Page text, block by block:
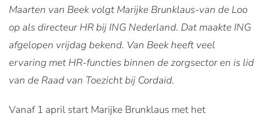
Maarten van Beek volgt Marijke Brunklaus-van de Loo
op als directeur HR bij ING Nederland. Dat maakte ING
afgelopen vrijdag bekend. Van Beek heeft veel
ervaring met HR-functies binnen de zorgsector en is lid
van de Raad van Toezicht bij Cordaid.
Vanaf 1 april start Marijke Brunklaus met het